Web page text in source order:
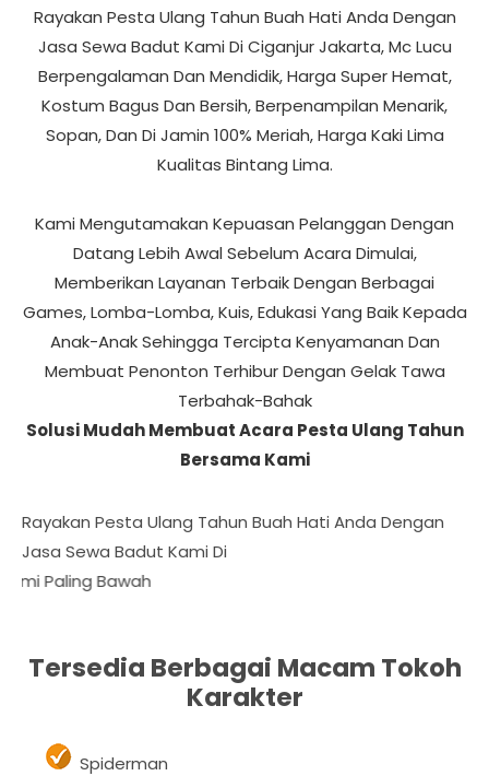
Rayakan Pesta Ulang Tahun Buah Hati Anda Dengan
Jasa Sewa Badut Kami Di Ciganjur Jakarta, Mc Lucu
Berpengalaman Dan Mendidik, Harga Super Hemat,
Kostum Bagus Dan Bersih, Berpenampilan Menarik,
Sopan, Dan Di Jamin 100% Meriah, Harga Kaki Lima
Kualitas Bintang Lima.
Kami Mengutamakan Kepuasan Pelanggan Dengan
Datang Lebih Awal Sebelum Acara Dimulai,
Memberikan Layanan Terbaik Dengan Berbagai
Games, Lomba-Lomba, Kuis, Edukasi Yang Baik Kepada
Anak-Anak Sehingga Tercipta Kenyamanan Dan
Membuat Penonton Terhibur Dengan Gelak Tawa
Terbahak-Bahak
Solusi Mudah Membuat Acara Pesta Ulang Tahun
Bersama Kami
Rayakan Pesta Ulang Tahun Buah Hati Anda Dengan
Jasa Sewa Badut Kami Di Ciganjur Jakarta
Tersedia Berbagai Macam Tokoh
Karakter
Spiderman